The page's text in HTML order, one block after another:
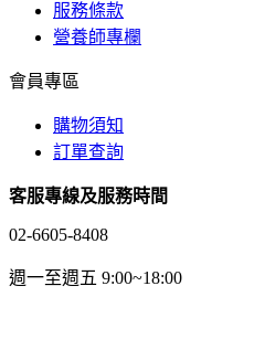
服務條款
營養師專欄
會員專區
購物須知
訂單查詢
客服專線及服務時間
02-6605-8408
週一至週五 9:00~18:00